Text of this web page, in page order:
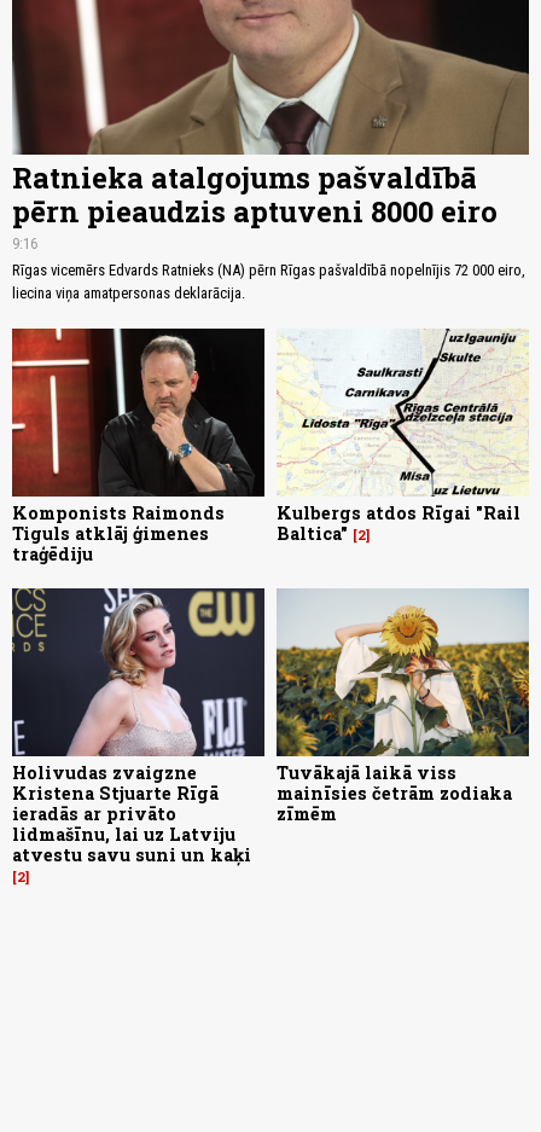
Ratnieka atalgojums pašvaldībā
pērn pieaudzis aptuveni 8000 eiro
9:16
Rīgas vicemērs Edvards Ratnieks (NA) pērn Rīgas pašvaldībā nopelnījis 72 000 eiro,
liecina viņa amatpersonas deklarācija.
Komponists Raimonds
Tiguls atklāj ģimenes
traģēdiju
Kulbergs atdos Rīgai "Rail
Baltica"
2
Holivudas zvaigzne
Kristena Stjuarte Rīgā
ieradās ar privāto
lidmašīnu, lai uz Latviju
atvestu savu suni un kaķi
2
Tuvākajā laikā viss
mainīsies četrām zodiaka
zīmēm